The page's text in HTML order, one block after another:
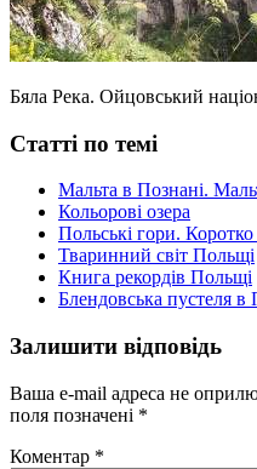
Бяла Река. Ойцовський
Статті по темі
Мальта в Познані.
Кольорові озера
Польські гори.
Тваринний світ Польщі
Книга рекордів Польщі
Блендовська пустеля в
Залишити відповідь
Ваша e-mail адреса не
поля позначені *
Коментар *